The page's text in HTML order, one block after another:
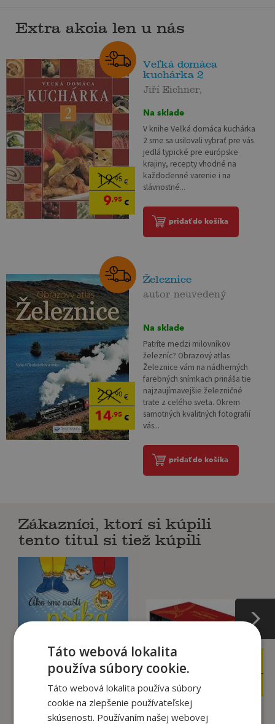
Extra akcia len u nás
19,95€
9,95€
Veľká domáca
kuchárka 2
Jiří Eichner,
Na sklade
V knihe Veľká domáca kuchárka
2 sme sa usilovali vybrať pre vás
jedlá typické pre európske
krajiny, recepty vhodné na
každodenné varenie i na
slávnostné...
pridať do košíka
29,90€
14,95€
Železnice
autor neuvedený
Na sklade
Patríte medzi milovníkov
železníc? Obrazový atlas
Železnice vám na nádherných
farebných snímkach prináša tie
najzaujímavejšie železničné
trate z celého sveta. Okrem
samotných kvalitných fotografií
vás...
pridať do košíka
Zákazníci, ktorí si kúpili
tento titul si tiež kúpili
9 €
5 €
Táto webová lokalita
používa súbory cookie.
Táto webová lokalita používa súbory
cookie na zlepšenie používateľskej
skúsenosti. Používaním našej webovej